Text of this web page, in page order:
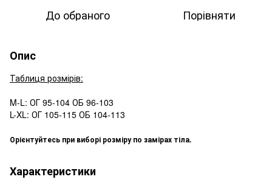
До обраного Порівняти
Опис
Таблиця розмірів:
M-L: ОГ 95-104 ОБ 96-103
L-XL: ОГ 105-115 ОБ 104-113
Орієнтуйтесь при виборі розміру по замірах тіла.
Характеристики